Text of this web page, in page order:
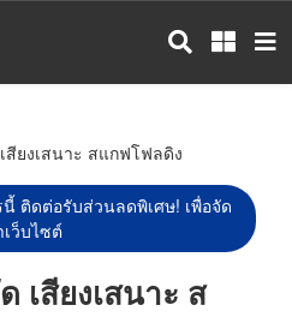
สียงเสนาะ สแกฟโฟลดิง
ติดต่อรับส่วนลดพิเศษ! เพื่อจัด
ว็บไซต์
เสียงเสนาะ ส